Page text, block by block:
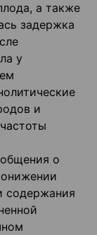
а также
задержка
у
и
о
содержания